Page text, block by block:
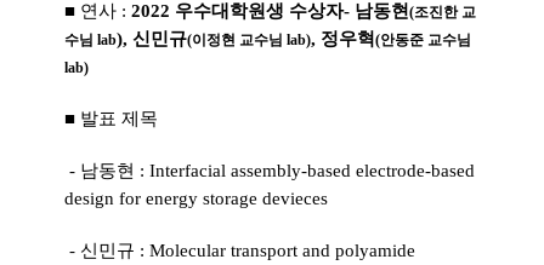
■ 연사 : 2022 우수대학원생 수상자- 남동현(조진한 교
수님 lab), 신민규(이정현 교수님 lab), 정우혁 (안동준 교수님
lab)
■ 발표 제목
- 남동현 : Interfacial assembly-based electrode-based
design for energy storage devieces
- 신민규 : Molecular transport and polyamide